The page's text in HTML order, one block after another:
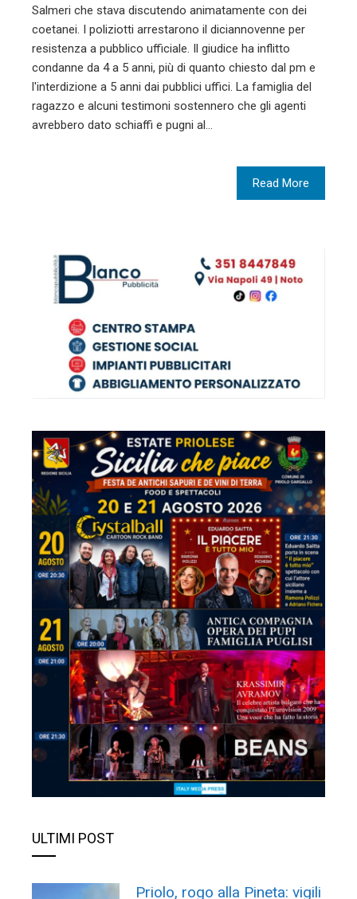
Salmeri che stava discutendo animatamente con dei
coetanei. I poliziotti arrestarono il diciannovenne per
resistenza a pubblico ufficiale. Il giudice ha inflitto
condanne da 4 a 5 anni, più di quanto chiesto dal pm e
l'interdizione a 5 anni dai pubblici uffici. La famiglia del
ragazzo e alcuni testimoni sostennero che gli agenti
avrebbero dato schiaffi e pugni al…
Read More
ULTIMI POST
Priolo, rogo alla Pineta: vigili